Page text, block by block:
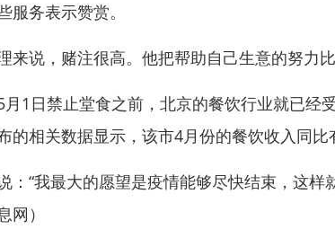
服务表示赞赏。
说，赌注很高。他把帮助自己生意的努力比
日禁止堂食之前，北京的餐饮行业就已经
的相关数据显示，该市4月份的餐饮收入同比
“我最大的愿望是疫情能够尽快结束，这样
网）